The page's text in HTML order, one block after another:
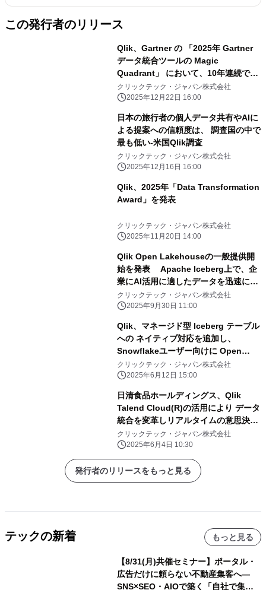
この発行者のリリース
Qlik、Gartner の 「2025年 Gartner
データ統合ツールの Magic
Quadrant」 において、10年連続でリ
ーダーの1社として評価
クリックテック・ジャパン株式会社
2025年12月22日 16:00
日本の旅行者の個人データ共有やAIに
よる提案への信頼度は、 調査国の中で
最も低い-米国Qlik調査
クリックテック・ジャパン株式会社
2025年12月16日 16:00
Qlik、2025年「Data Transformation
Award」を発表
クリックテック・ジャパン株式会社
2025年11月20日 14:00
Qlik Open Lakehouseの一般提供開
始を発表 Apache Iceberg上で、企
業にAI活用に適したデータを迅速に提
供
クリックテック・ジャパン株式会社
2025年9月30日 11:00
Qlik、マネージド型 Iceberg テーブル
への ネイティブ対応を追加し、
Snowflakeユーザー向けに Open
Lakehouseのオプションを拡充
クリックテック・ジャパン株式会社
2025年6月12日 15:00
日清食品ホールディングス、Qlik
Talend Cloud(R)の活用により データ
統合を変革しリアルタイムの意思決定
を実現
クリックテック・ジャパン株式会社
2025年6月4日 10:30
発行者のリリースをもっと見る
テックの新着 もっと見る
【8/31(月)共催セミナー】ポータル・
広告だけに頼らない不動産集客へ―
SNS×SEO・AIOで築く「自社で集め